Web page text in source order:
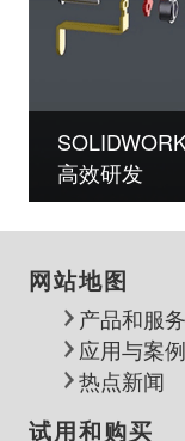
高效研发
网站地图
产品和服务
应用与案例
热点新闻
试用和购买